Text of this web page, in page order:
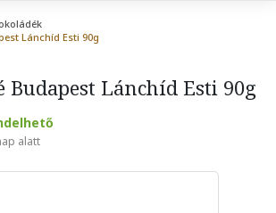
Lánchíd Esti 90g
Budapest Lánchíd Esti 90g
alatt